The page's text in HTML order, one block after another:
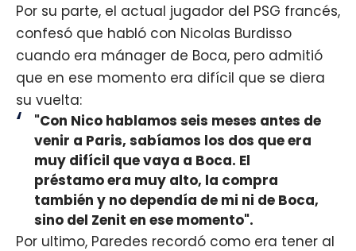
Por su parte, el actual jugador del PSG francés,
confesó que habló con Nicolas Burdisso
cuando era mánager de Boca, pero admitió
que en ese momento era difícil que se diera
su vuelta:
"Con Nico hablamos seis meses antes de
venir a Paris, sabíamos los dos que era
muy difícil que vaya a Boca. El
préstamo era muy alto, la compra
también y no dependía de mi ni de Boca,
sino del Zenit en ese momento".
Por ultimo, Paredes recordó como era tener al